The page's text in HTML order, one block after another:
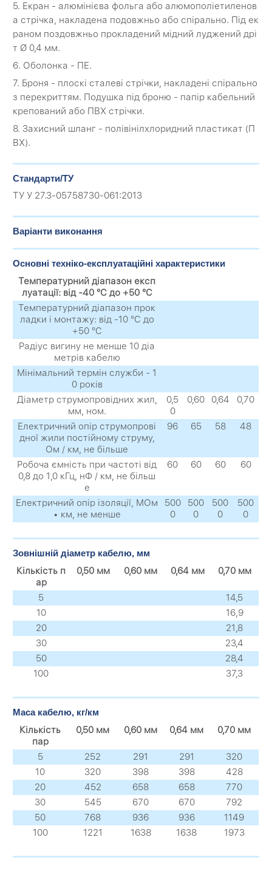
5. Екран - алюмінієва фольга або алюмополіетиленов
а стрічка, накладена подовжньо або спірально. Під ек
раном поздовжньо прокладений мідний луджений дрі
т Ø 0,4 мм.
6. Оболонка - ПЕ.
7. Броня - плоскі сталеві стрічки, накладені спірально
з перекриттям. Подушка під броню - папір кабельний
крепований або ПВХ стрічки.
8. Захисний шланг - полівінілхлоридний пластикат (П
ВХ).
Стандарти/ТУ
ТУ У 27.3-05758730-061:2013
Варіанти виконання
Основні техніко-експлуатаційні характеристики
Температурний діапазон експ
луатації: від -40 °C до +50 °C
Температурний діапазон прок
ладки і монтажу: від -10 °C до
+50 °C
Радіус вигину не менше 10 діа
метрів кабелю
Мінімальний термін служби - 1
0 років
Діаметр струмопровідних жил,
мм, ном.
0,5
0
0,60 0,64 0,70
Електричний опір струмопрові
дної жили постійному струму,
Ом / км, не більше
96 65 58 48
Робоча ємність при частоті від
0,8 до 1,0 кГц, нФ / км, не більш
е
60 60 60 60
Електричний опір ізоляції, МОм
• км, не менше
500
0
500
0
500
0
500
0
Зовнішній діаметр кабелю, мм
Кількість п
ар
0,50 мм 0,60 мм 0,64 мм 0,70 мм
5
14,5
10
16,9
20
21,8
30
23,4
50
28,4
100
37,3
Маса кабелю, кг/км
Кількість
пар
0,50 мм 0,60 мм 0,64 мм 0,70 мм
5 252 291 291
320
10
320 398 398
428
20
452 658 658
770
30
545 670 670
792
50
768 936 936
1149
100
1221 1638 1638 1973